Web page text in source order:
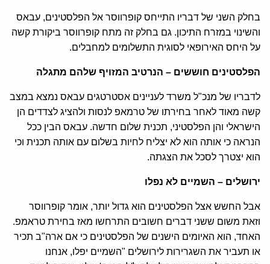
בחלק השני של דבריו התייחס קופרווסר אל הפלסטינים, עבאס
והשינוי במזרח התיכון. גם בחלק זה מתח קופרווסר ביקורת קשה
על היחס האירופאי לסוגית התשלומים למחבלים.
הפלסטינים חוששים – הנרטיב המזויף שלהם מתגלה
לדבריו של מנכ"ל משרד לעניינים אסטרטגים עבאס נמצא במצב
קשה מאוד לאחר בחירתו של טרמאפ לנסות ולהציג לצדדים הן
הישראלי והן הפלסטיני, תכנית שלום חדשה. עבאס הבין ככל
הנראה כי אותה הוא לא יצליח לחיות בשלום עם אותה תכנית וכי
הוא יצטרך לסכל את הצגתה.
ירושלים – השמיים לא נפלו
אבל החשש אצל הפלסטינים הוא גדול יותר, אומר קופרווסר
וזאת משום ששני דברים חשובים התרחשו מאז בחירת טראמפ.
האחד, הוא האיומים הישנים של הפלסטינים כי אם ארה"ב תכיר
או תעביר את השגרירות לירושלים "השמיים יפלו, אנחנו